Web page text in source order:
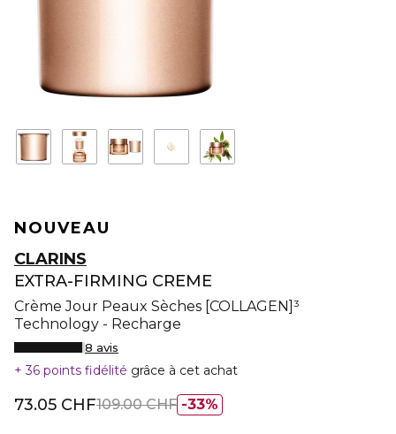
NOUVEAU
CLARINS
EXTRA-FIRMING CREME
Crème Jour Peaux Sèches [COLLAGEN]³
Technology - Recharge
8 avis
36 points fidélité grâce à cet achat
33%
73.05 CHF109.00 CHF